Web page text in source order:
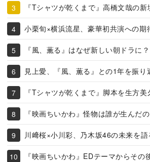
『Tシャツが乾くまで』高橋文哉の新
小栗旬×横浜流星、豪華初共演への期
『風、薫る』はなぜ新しい朝ドラに？
見上愛、『風、薫る』との1年を振り
『Tシャツが乾くまで』脚本を生方美
『映画ちいかわ』怪物は誰が生んだ
川﨑桜×小川彩、乃木坂46の未来を語
『映画ちいかわ』EDテーマからその